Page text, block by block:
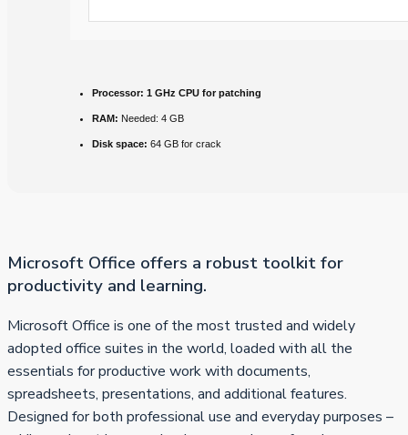
Processor: 1 GHz CPU for patching
RAM: Needed: 4 GB
Disk space: 64 GB for crack
Microsoft Office offers a robust toolkit for
productivity and learning.
Microsoft Office is one of the most trusted and widely
adopted office suites in the world, loaded with all the
essentials for productive work with documents,
spreadsheets, presentations, and additional features.
Designed for both professional use and everyday purposes –